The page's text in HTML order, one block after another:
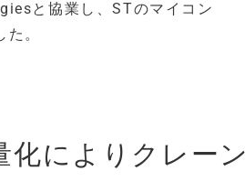
と協業し、STのマイコン
。
化によりクレー